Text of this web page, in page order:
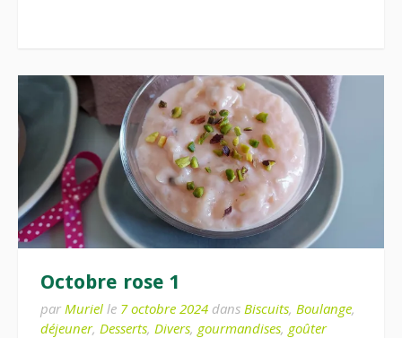
Octobre rose 1
par Muriel le 7 octobre 2024 dans Biscuits, Boulange,
déjeuner, Desserts, Divers, gourmandises, goûter